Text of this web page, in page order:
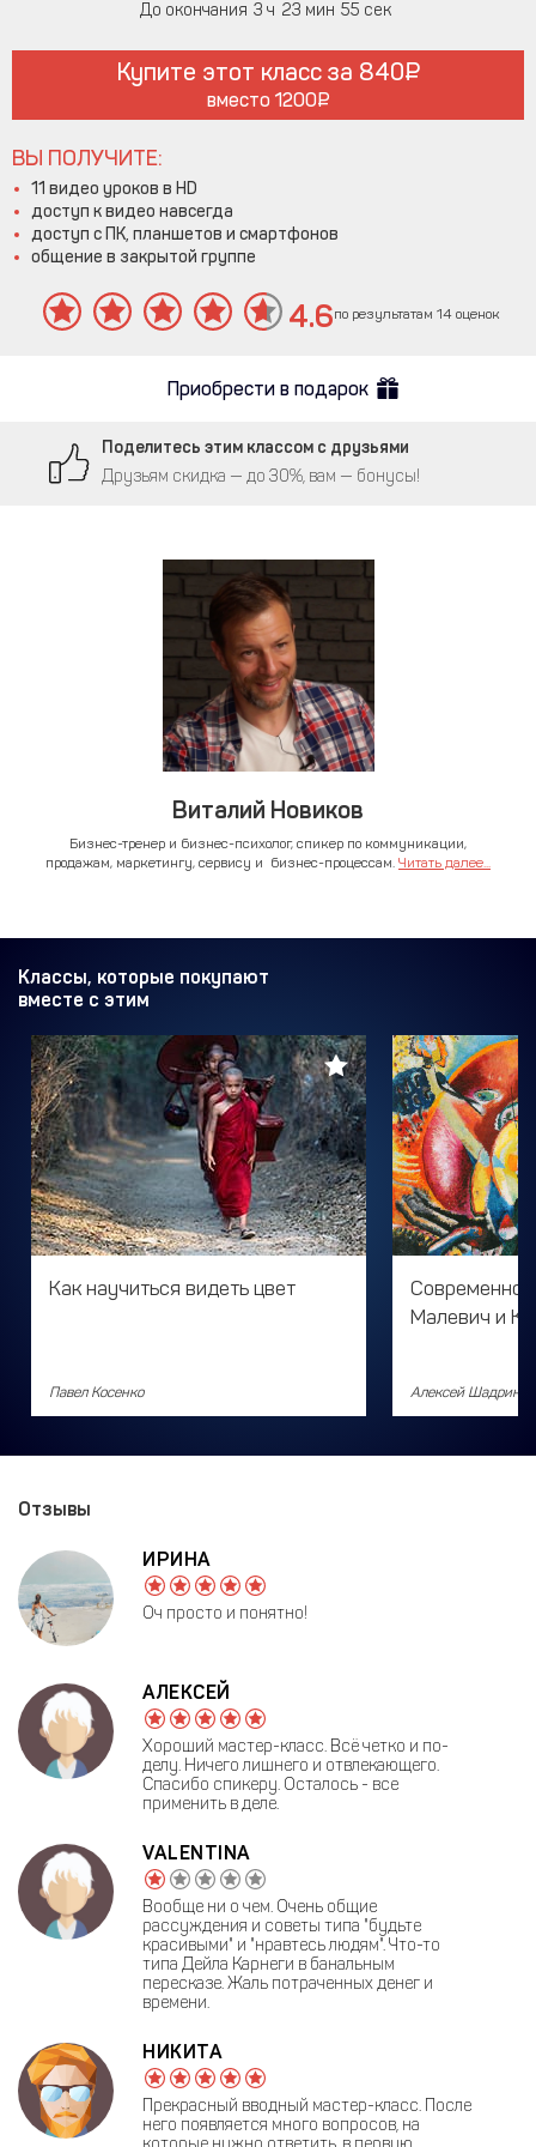
До окончания 3 23 55
Купите этот класс за 840
вместо 1200
ВЫ ПОЛУЧИТЕ:
11 видео уроков в HD
доступ к видео навсегда
доступ с ПК, планшетов и смартфонов
общение в закрытой группе
4.6по результатам 14 оценок
Приобрести в подарок
Поделитесь этим классом с друзьями
Друзьям скидка — до 30%, вам — бонусы!
Виталий Новиков
Бизнес-тренер и бизнес-психолог, спикер по коммуникации,
продажам, маркетингу, сервису и бизнес-процессам. Читать далее...
Классы, которые покупают
вместе с этим
Как научиться видеть цвет
Павел Косенко
Современное
Малевич и
Алексей Шадрин
Отзывы
ИРИНА
Оч просто и понятно!
АЛЕКСЕЙ
Хороший мастер-класс. Всё четко и по-
делу. Ничего лишнего и отвлекающего.
Спасибо спикеру. Осталось - все
применить в деле.
VALENTINA
Вообще ни о чем. Очень общие
рассуждения и советы типа "будьте
красивыми" и "нравтесь людям". Что-то
типа Дейла Карнеги в банальным
пересказе. Жаль потраченных денег и
времени.
НИКИТА
Прекрасный вводный мастер-класс. После
него появляется много вопросов, на